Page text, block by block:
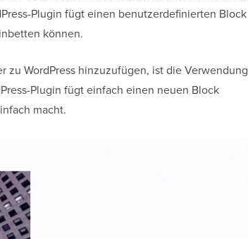
Plugin fügt einen benutzerdefinierten Block
können.
zu WordPress hinzuzufügen, ist die Verwendung
Plugin fügt einfach einen neuen Block
macht.